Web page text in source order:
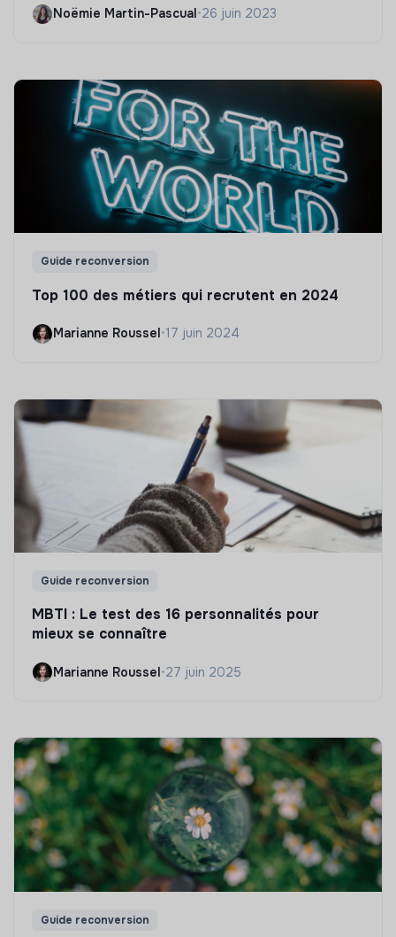
Noëmie Martin-Pascual •26 juin 2023
Guide reconversion
Top 100 des métiers qui recrutent en 2024
Marianne Roussel•17 juin 2024
Guide reconversion
MBTI : Le test des 16 personnalités pour
mieux se connaître
Marianne Roussel•27 juin 2025
Guide reconversion